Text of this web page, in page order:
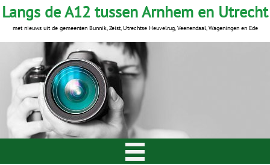
Langs de A12 tussen Arnhem en Utrecht
met nieuws uit de gemeenten Bunnik, Zeist, Utrechtse Heuvelrug, Veenendaal, Wageningen en Ede